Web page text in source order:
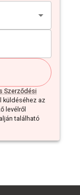
Szerződési
küldéséhez az
levélről
található